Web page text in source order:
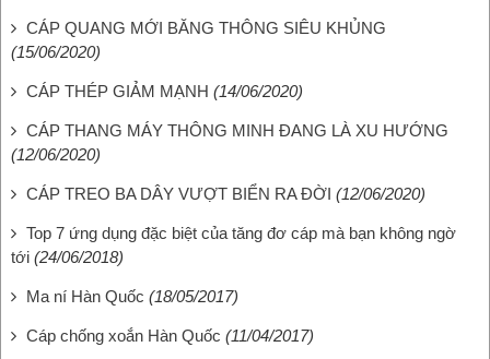
CÁP QUANG MỚI BĂNG THÔNG SIÊU KHỦNG
(15/06/2020)
CÁP THÉP GIẢM MẠNH (14/06/2020)
CÁP THANG MÁY THÔNG MINH ĐANG LÀ XU HƯỚNG
(12/06/2020)
CÁP TREO BA DÂY VƯỢT BIỂN RA ĐỜI (12/06/2020)
Top 7 ứng dụng đặc biệt của tăng đơ cáp mà bạn không ngờ
tới (24/06/2018)
Ma ní Hàn Quốc (18/05/2017)
Cáp chống xoắn Hàn Quốc (11/04/2017)